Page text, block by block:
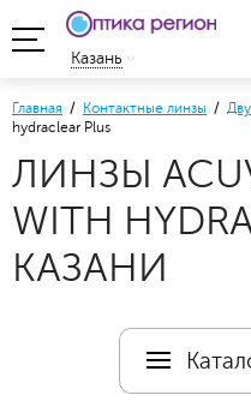
Казань
Главная / Контактные линзы /
hydraclear Plus
ЛИНЗЫ
WITH
КАЗАНИ